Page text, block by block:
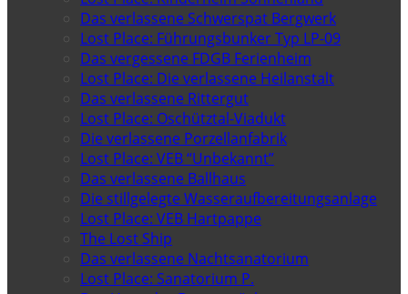
Das verlassene Schwerspat Bergwerk
Lost Place: Führungsbunker Typ LP-09
Das vergessene FDGB Ferienheim
Lost Place: Die verlassene Heilanstalt
Das verlassene Rittergut
Lost Place: Oschütztal-Viadukt
Die verlassene Porzellanfabrik
Lost Place: VEB “Unbekannt”
Das verlassene Ballhaus
Die stillgelegte Wasseraufbereitungsanlage
Lost Place: VEB Hartpappe
The Lost Ship
Das verlassene Nachtsanatorium
Lost Place: Sanatorium P.